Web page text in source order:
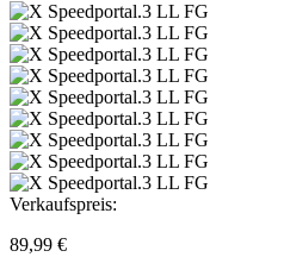
Verkaufspreis:
89,99 €